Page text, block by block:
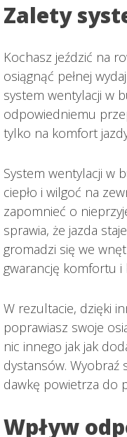
Zalety
Kochasz jeździć na
osiągnąć pełnej
system wentylacji w
odpowiedniemu
tylko na komfort
System wentylacji w
ciepło i wilgoć na
zapomnieć o
sprawia, że jazda
gromadzi się we
gwarancję komfortu
W rezultacie, dzięki
poprawiasz swoje
nic innego jak jak
dystansów. Wyobraź
dawkę powietrza do
Wpływ